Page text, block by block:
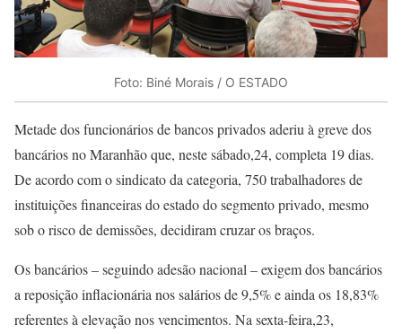
Foto: Biné Morais / O ESTADO
Metade dos funcionários de bancos privados aderiu à greve dos
bancários no Maranhão que, neste sábado,24, completa 19 dias.
De acordo com o sindicato da categoria, 750 trabalhadores de
instituições financeiras do estado do segmento privado, mesmo
sob o risco de demissões, decidiram cruzar os braços.
Os bancários – seguindo adesão nacional – exigem dos bancários
a reposição inflacionária nos salários de 9,5% e ainda os 18,83%
referentes à elevação nos vencimentos. Na sexta-feira,23,